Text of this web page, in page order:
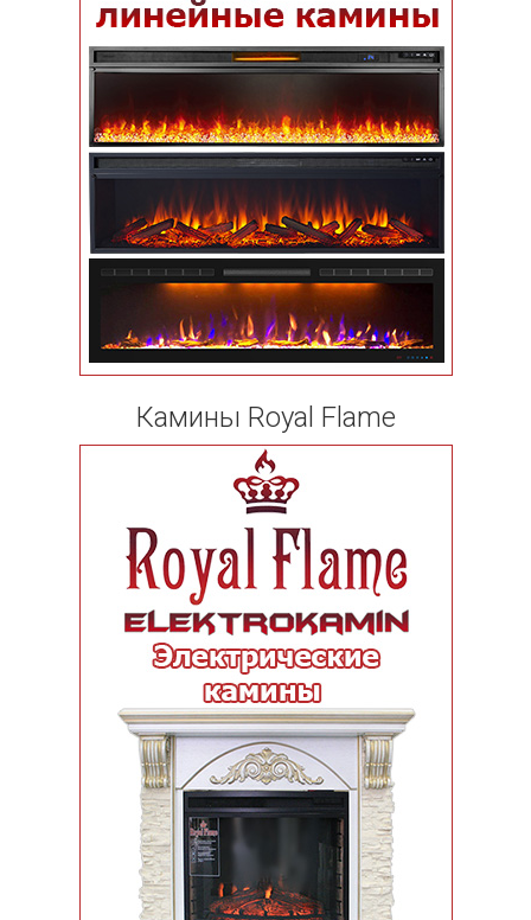
Камины Royal Flame